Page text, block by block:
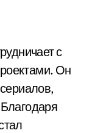
с
Он